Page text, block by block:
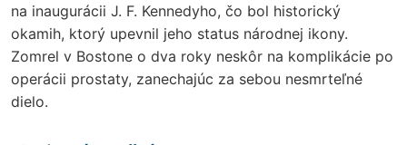
na inaugurácii J. F. Kennedyho, čo bol historický
okamih, ktorý upevnil jeho status národnej ikony.
Zomrel v Bostone o dva roky neskôr na komplikácie po
operácii prostaty, zanechajúc za sebou nesmrteľné
dielo.